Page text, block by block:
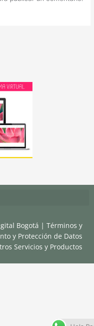
Bogotá |Términos y
y Protección de Datos
Servicios y Productos